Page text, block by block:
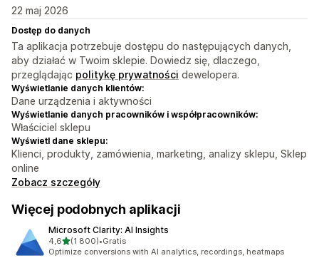
22 maj 2026
Dostęp do danych
Ta aplikacja potrzebuje dostępu do następujących danych,
aby działać w Twoim sklepie. Dowiedz się, dlaczego,
przeglądając politykę prywatności dewelopera.
Wyświetlanie danych klientów:
Dane urządzenia i aktywności
Wyświetlanie danych pracowników i współpracowników:
Właściciel sklepu
Wyświetl dane sklepu:
Klienci, produkty, zamówienia, marketing, analizy sklepu, Sklep
online
Zobacz szczegóły
Więcej podobnych aplikacji
Microsoft Clarity: AI Insights
4,6na 5 gwiazdek
(1 800)
Łączna liczba recenzji: 1800
•Gratis
Optimize conversions with AI analytics, recordings, heatmaps